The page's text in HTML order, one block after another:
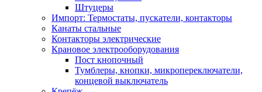
Штуцеры
Импорт: Термостаты, пускатели, контакторы
Канаты стальные
Контакторы электрические
Крановое электрооборудования
Пост кнопочный
Тумблеры, кнопки, микропереключатели,
концевой выключатель